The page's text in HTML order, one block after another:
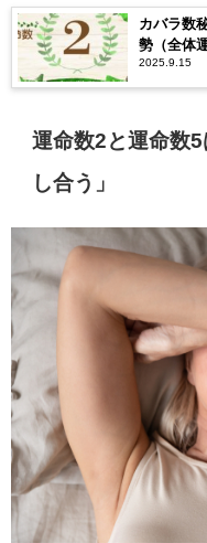
カバラ数
勢（全体
2025.9.15
運命数2と運命数
し合う」